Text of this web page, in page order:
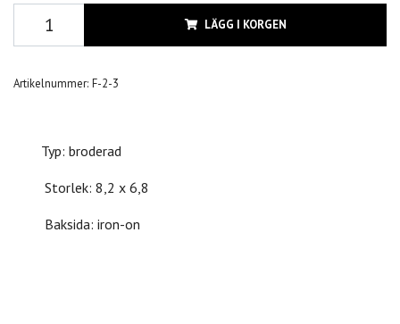
LÄGG I KORGEN
Artikelnummer: F-2-3
Typ: broderad
Storlek: 8,2 x 6,8
Baksida: iron-on